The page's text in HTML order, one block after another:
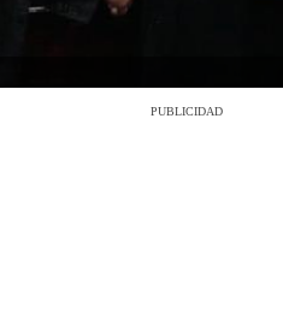
PUBLICIDAD